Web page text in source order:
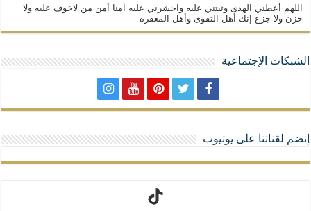
اللهم أعطني الهدى وثبتني عليه واحشرني عليه آمنا أمن من لاخوف عليه ولا
حزن ولا جزع إنك أهل التقوى وأهل المغفرة
الشبكات الإجتماعية
إنضم لقناتنا على يوتيوب
تيك توك